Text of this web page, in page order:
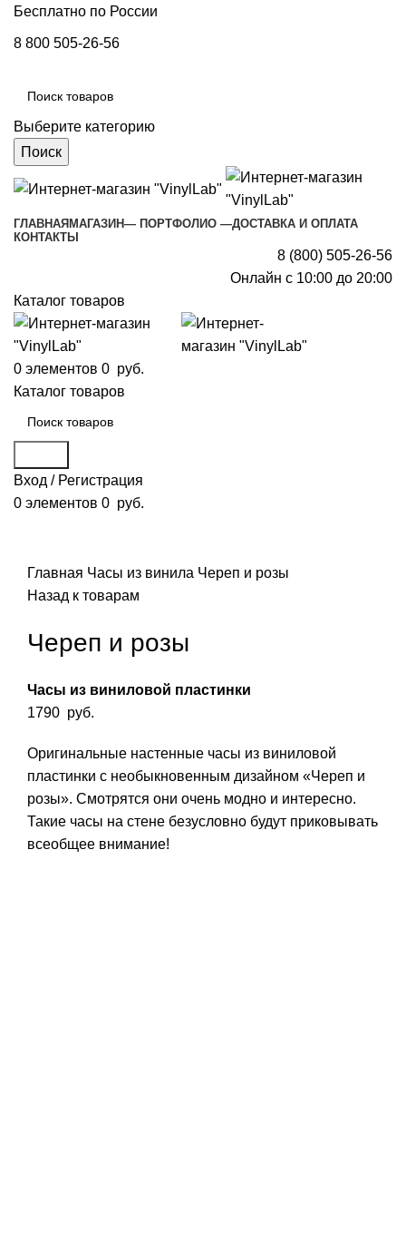
Бесплатно по России
8 800 505-26-56
Выберите категорию
Поиск
ГЛАВНАЯ МАГАЗИН— ПОРТФОЛИО —ДОСТАВКА И ОПЛАТА
КОНТАКТЫ
8 (800) 505-26-56
Онлайн с 10:00 до 20:00
Каталог товаров
0 элементов 0 руб.
Каталог товаров
Вход / Регистрация
0 элементов 0 руб.
Главная Часы из винила Череп и розы
Назад к товарам
Череп и розы
Часы из виниловой пластинки
1790 руб.
Оригинальные настенные часы из виниловой
пластинки с необыкновенным дизайном «Череп и
розы». Смотрятся они очень модно и интересно.
Такие часы на стене безусловно будут приковывать
всеобщее внимание!